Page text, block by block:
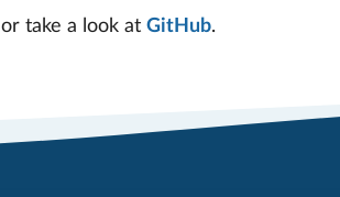
or take a look at GitHub.